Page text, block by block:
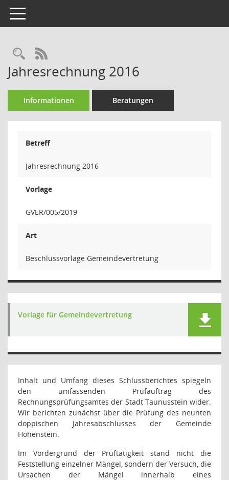
Toggle navigation
Rechercheauswahl
RSS-Feed
Jahresrechnung 2016
Informationen Beratungen
Betreff
Jahresrechnung 2016
Vorlage
GVER/005/2019
Art
Beschlussvorlage Gemeindevertretung
Vorlage für Gemeindevertretung
Inhalt und Umfang dieses Schlussberichtes spiegeln
den umfassenden Prüfauftrag des
Rechnungsprüfungsamtes der Stadt Taunusstein wider.
Wir berichten zunächst über die Prüfung des neunten
doppischen Jahresabschlusses der Gemeinde
Hohenstein.
Im Vordergrund der Prüftätigkeit stand nicht die
Feststellung einzelner Mängel, sondern der Versuch, die
Ursachen der Mängel innerhalb eines